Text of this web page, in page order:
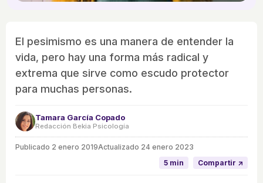
El pesimismo es una manera de entender la
vida, pero hay una forma más radical y
extrema que sirve como escudo protector
para muchas personas.
Tamara García Copado
Redacción Bekia Psicología
Publicado 2 enero 2019Actualizado 24 enero 2023
5 min
Compartir ↗